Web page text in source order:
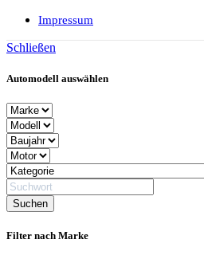
Impressum
Schließen
Automodell auswählen
Filter nach Marke